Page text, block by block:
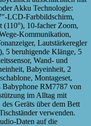
Akku Technologie:
LCD-Farbbildschirm,
10-facher Zoom,
Kommunikation,
Lautstärkeregler
5 beruhigende Klänge, 5
Wand- und
Babyeinheit, 2
Montageset,
Babyphone RM7787 von
im Alltag mit
Geräts über dem Bett
verwenden.
Daten auf die